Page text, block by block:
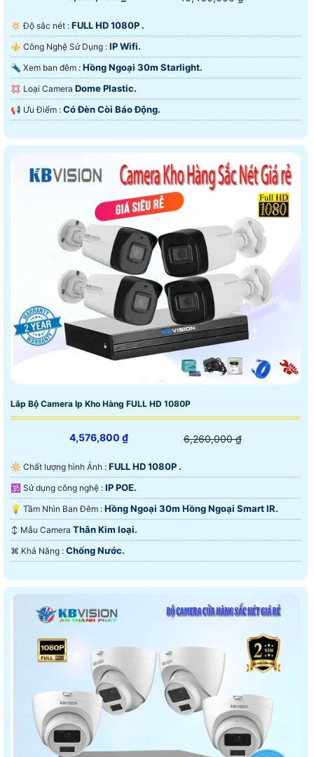
🔅 Độ sắc nét : FULL HD 1080P .
⚜️ Công Nghệ Sử Dụng : IP Wifi.
🔦 Xem ban đêm : Hồng Ngoại 30m Starlight.
💢 Loại Camera Dome Plastic.
️📢 Ưu Điểm : Có Ðèn Còi Báo Động.
Lắp Bộ Camera Ip Kho Hàng FULL HD 1080P
4,576,800 ₫ 6,260,000 ₫
🔆 Chất lượng hình Ảnh : FULL HD 1080P .
🕉️ Sử dụng công nghệ : IP POE.
💡 Tầm Nhìn Ban Đêm : Hồng Ngoại 30m Hồng Ngoại Smart IR.
↕️ Mẫu Camera Thân Kim loại.
️⌘ Khả Năng : Chống Nước.